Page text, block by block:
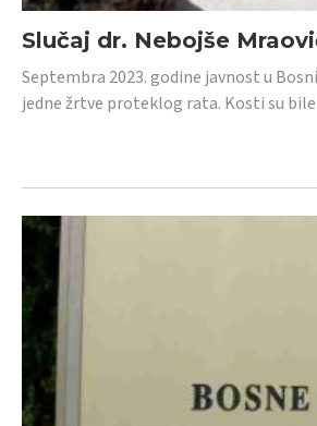
Slučaj dr. Nebojše
Septembra 2023. godine javnost u
jedne žrtve proteklog rata. Kosti su